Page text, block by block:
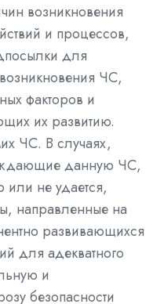
возникновения
и процессов,
для
ЧС,
факторов и
их развитию.
ЧС. В случаях,
данную ЧС,
или не удается,
направленные на
развивающихся
для адекватного
и
безопасности